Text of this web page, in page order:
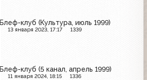
Блеф-клуб (Культура, июль 1999)
13 января 2023, 17:17 1339
Блеф-клуб (5 канал, апрель 1999)
11 января 2024, 18:15 1336